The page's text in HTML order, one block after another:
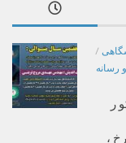
/
رسانه
ر
،